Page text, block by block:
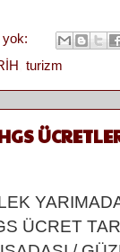
yok:
turizm
ÜCRET